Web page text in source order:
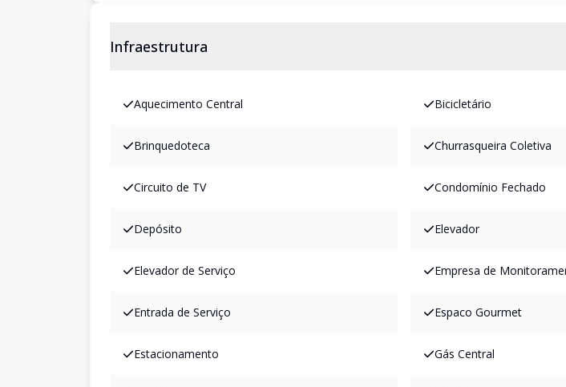
Infraestrutura
Aquecimento Central Bicicletário
Brinquedoteca Churrasqueira Coletiva
Circuito de TV Condomínio Fechado
Depósito Elevador
Elevador de Serviço Empresa de
Entrada de Serviço Espaco Gourmet
Estacionamento Gás Central